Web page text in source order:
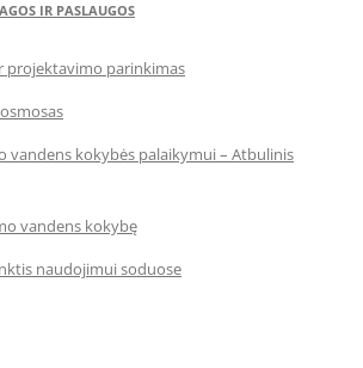
IR PASLAUGOS
projektavimo parinkimas
vandens kokybės palaikymui – Atbulinis
vandens kokybę
naudojimui soduose